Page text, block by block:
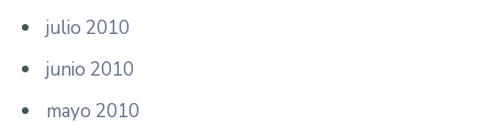
julio 2010
junio 2010
mayo 2010